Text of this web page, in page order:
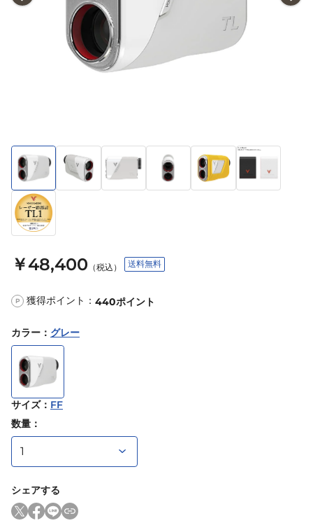
￥48,400 （税込） 送料無料
P 獲得ポイント： 440ポイント
カラー ： グレー
サイズ： FF
数量：
シェアする